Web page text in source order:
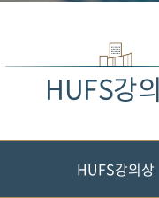
HUFS강
HUFS강의상